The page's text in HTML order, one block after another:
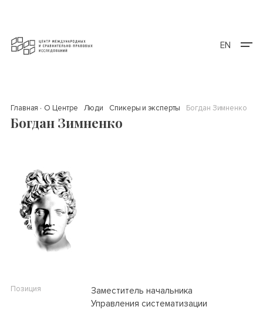
EN
Главная О Центре Люди Спикеры и эксперты Богдан Зимненко
Богдан Зимненко
Позиция
Заместитель начальника
Управления систематизации